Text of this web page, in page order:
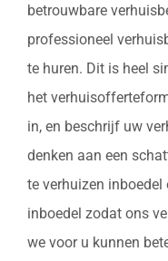
betrouwbare
professioneel
te huren. Dit is heel
het
in, en beschrijf uw
denken aan een
te verhuizen
inboedel zodat ons
we voor u kunnen